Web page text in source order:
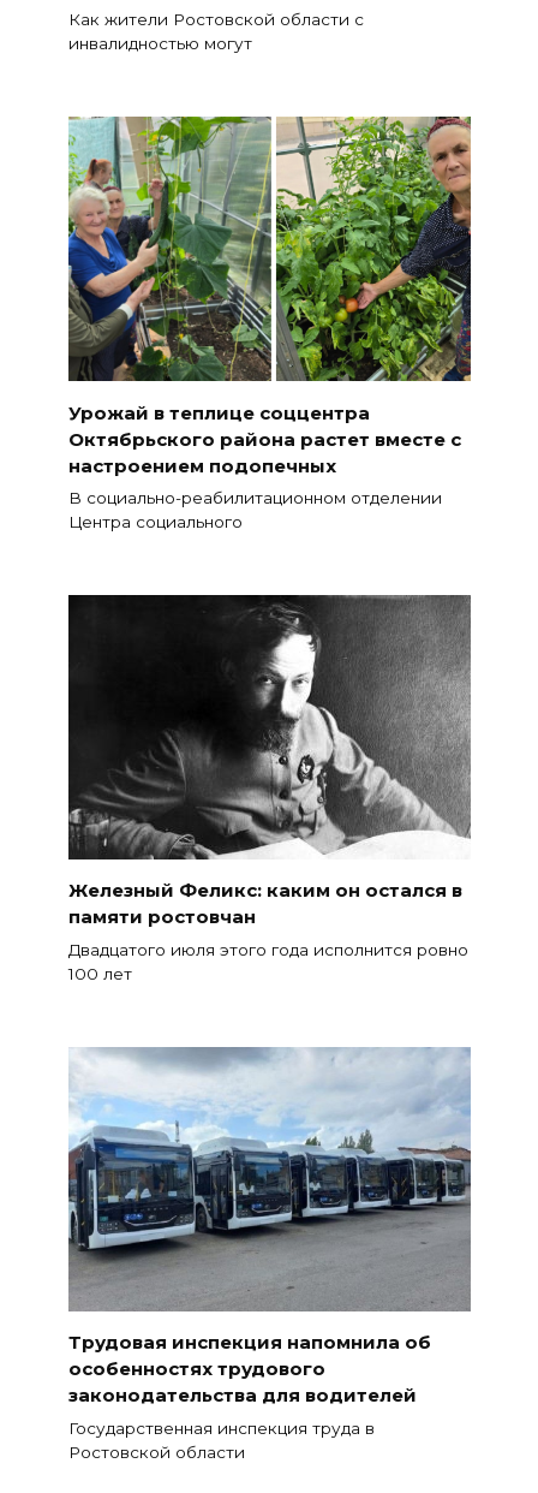
Как жители Ростовской области с
инвалидностью могут
Урожай в теплице соццентра
Октябрьского района растет вместе с
настроением подопечных
В социально-реабилитационном отделении
Центра социального
Железный Феликс: каким он остался в
памяти ростовчан
Двадцатого июля этого года исполнится ровно
100 лет
Трудовая инспекция напомнила об
особенностях трудового
законодательства для водителей
Государственная инспекция труда в
Ростовской области